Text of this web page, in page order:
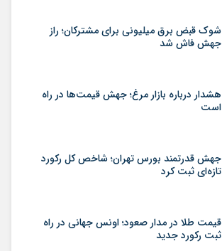
شوک قبض برق میلیونی برای مشترکان؛ راز
جهش فاش شد
هشدار درباره بازار مرغ؛ جهش قیمت‌ها در راه
است
جهش قدرتمند بورس تهران؛ شاخص کل رکورد
تازه‌ای ثبت کرد
قیمت طلا در مدار صعود؛ اونس جهانی در راه
ثبت رکورد جدید